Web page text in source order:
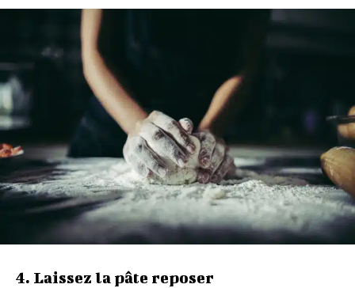
4. Laissez la pâte reposer